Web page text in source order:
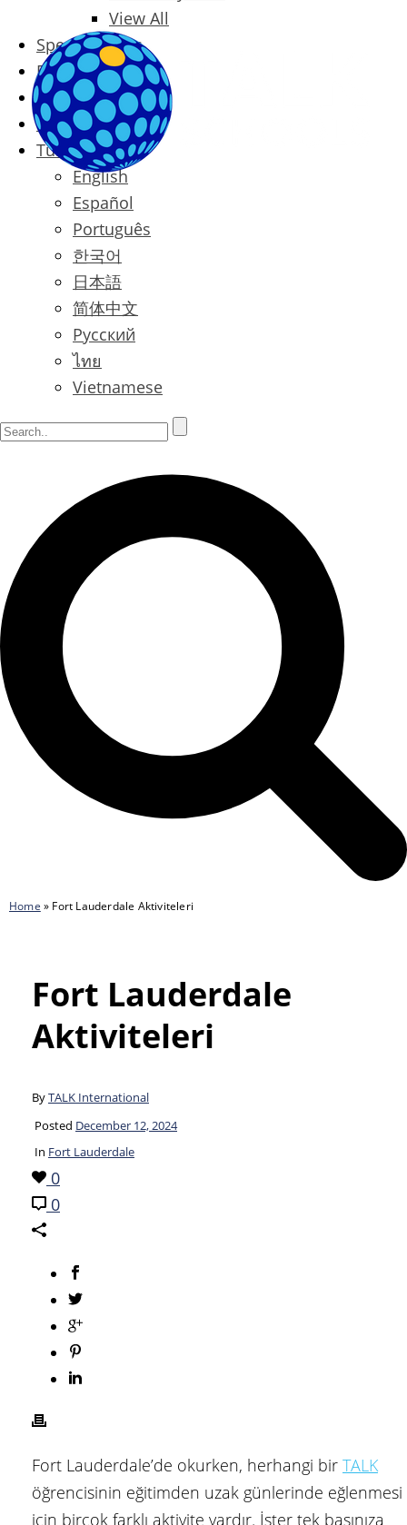
View All
Special Offers
Prices
Blog
Contact
Türkçe
English
Español
Português
한국어
日本語
简体中文
Русский
ไทย
Vietnamese
Home » Fort Lauderdale Aktiviteleri
Fort Lauderdale
Aktiviteleri
ByTALK International
Posted December 12, 2024
In Fort Lauderdale
0
0
Fort Lauderdale’de okurken, herhangi bir TALK
öğrencisinin eğitimden uzak günlerinde eğlenmesi
için birçok farklı aktivite vardır. İster tek başınıza